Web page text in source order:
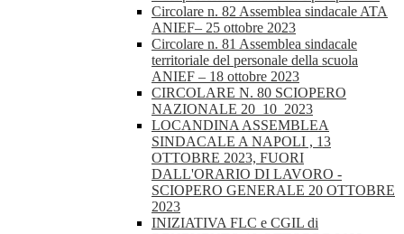
Circolare n. 82 Assemblea sindacale ATA
ANIEF– 25 ottobre 2023
Circolare n. 81 Assemblea sindacale
territoriale del personale della scuola
ANIEF – 18 ottobre 2023
CIRCOLARE N. 80 SCIOPERO
NAZIONALE 20_10_2023
LOCANDINA ASSEMBLEA
SINDACALE A NAPOLI , 13
OTTOBRE 2023, FUORI
DALL'ORARIO DI LAVORO -
SCIOPERO GENERALE 20 OTTOBRE
2023
INIZIATIVA FLC e CGIL di